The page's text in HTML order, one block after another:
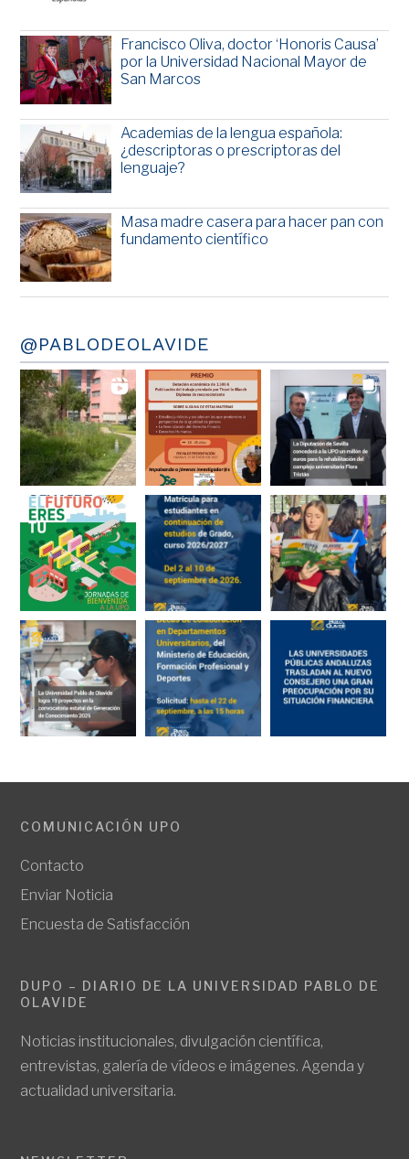
Francisco Oliva, doctor ‘Honoris Causa’
por la Universidad Nacional Mayor de
San Marcos
Academias de la lengua española:
¿descriptoras o prescriptoras del
lenguaje?
Masa madre casera para hacer pan con
fundamento científico
@PABLODEOLAVIDE
COMUNICACIÓN UPO
Contacto
Enviar Noticia
Encuesta de Satisfacción
DUPO – DIARIO DE LA UNIVERSIDAD PABLO DE
OLAVIDE
Noticias institucionales, divulgación científica,
entrevistas, galería de vídeos e imágenes. Agenda y
actualidad universitaria.